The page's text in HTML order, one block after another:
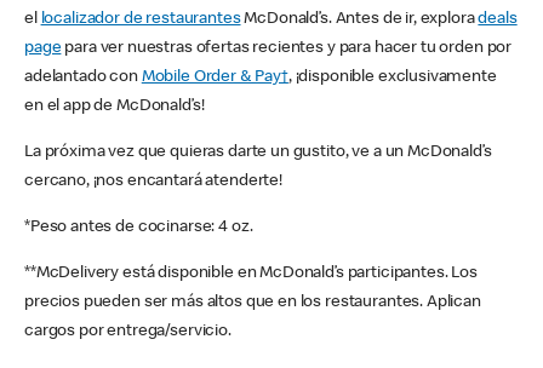
el localizador de restaurantesMcDonald’s. Antes de ir, exploradeals
pagepara ver nuestras ofertas recientes y para hacer tu orden por
adelantado con Mobile Order & Pay†, ¡disponible exclusivamente
en el app de McDonald’s!
La próxima vez que quieras darte un gustito, ve a un McDonald’s
cercano, ¡nos encantará atenderte!
*Peso antes de cocinarse: 4 oz.
**McDelivery está disponible en McDonald’s participantes. Los
precios pueden ser más altos que en los restaurantes. Aplican
cargos por entrega/servicio.